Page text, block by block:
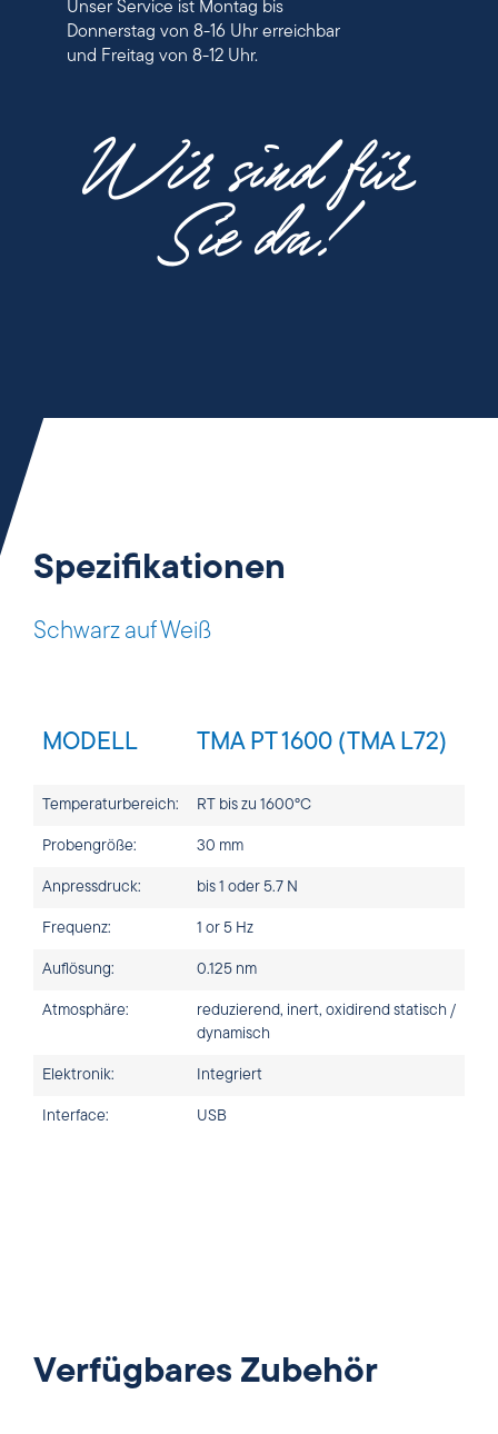
Unser Service ist Montag bis
Donnerstag von 8-16 Uhr erreichbar
und Freitag von 8-12 Uhr.
Wir sind für
Sie da!
Spezifikationen
Schwarz auf Weiß
MODELL TMA PT 1600 (TMA L72)
Temperaturbereich: RT bis zu 1600°C
Probengröße: 30 mm
Anpressdruck: bis 1 oder 5.7 N
Frequenz: 1 or 5 Hz
Auflösung: 0.125 nm
Atmosphäre:
reduzierend, inert, oxidirend statisch /
dynamisch
Elektronik: Integriert
Interface: USB
Verfügbares Zubehör